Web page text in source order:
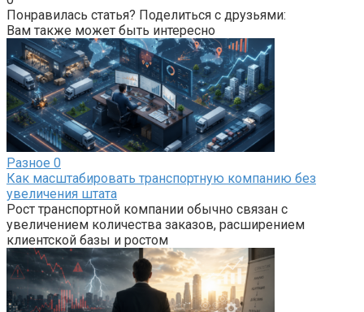
Понравилась статья? Поделиться с друзьями:
Вам также может быть интересно
Разное 0
Как масштабировать транспортную компанию без
увеличения штата
Рост транспортной компании обычно связан с
увеличением количества заказов, расширением
клиентской базы и ростом